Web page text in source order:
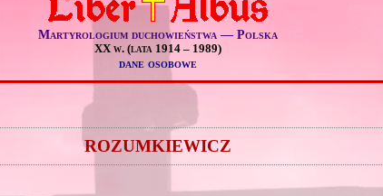
Martyrologium duchowieństwa — Polska
XX w. (lata 1914 – 1989)
dane osobowe
ROZUMKIEWICZ